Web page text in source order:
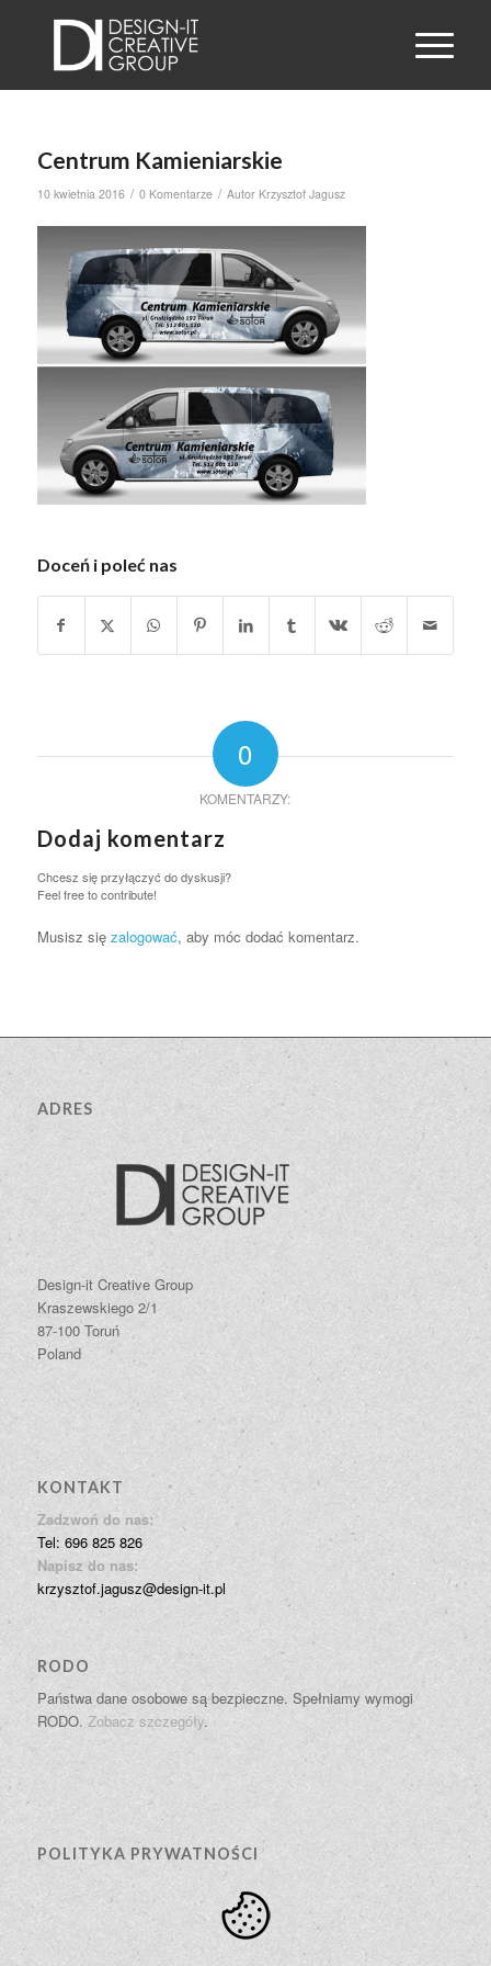
Centrum Kamieniarskie
10 kwietnia 2016 / 0 Komentarze / Autor Krzysztof Jagusz
Doceń i poleć nas
0
KOMENTARZY:
Dodaj komentarz
Chcesz się przyłączyć do dyskusji?
Feel free to contribute!
Musisz się zalogować, aby móc dodać komentarz.
ADRES
Design-it Creative Group
Kraszewskiego 2/1
87-100 Toruń
Poland
KONTAKT
Zadzwoń do nas:
Tel: 696 825 826
Napisz do nas:
krzysztof.jagusz@design-it.pl
RODO
Państwa dane osobowe są bezpieczne. Spełniamy wymogi
RODO. Zobacz szczegóły.
POLITYKA PRYWATNOŚCI